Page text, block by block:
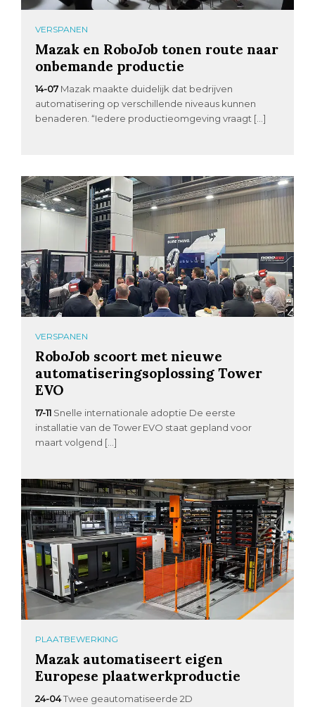
VERSPANEN
Mazak en RoboJob tonen route naar
onbemande productie
14-07 Mazak maakte duidelijk dat bedrijven
automatisering op verschillende niveaus kunnen
benaderen. “Iedere productieomgeving vraagt […]
VERSPANEN
RoboJob scoort met nieuwe
automatiseringsoplossing Tower
EVO
17-11 Snelle internationale adoptie De eerste
installatie van de Tower EVO staat gepland voor
maart volgend […]
PLAATBEWERKING
Mazak automatiseert eigen
Europese plaatwerkproductie
24-04Twee geautomatiseerde 2D